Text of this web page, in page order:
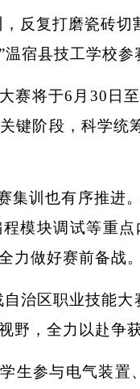
反复打磨瓷砖
宿县技工学校参
赛将于6月30日
键阶段，科学
集训也有序推进
模块调试等重
力做好赛前备战。
治区职业技能
野，全力以赴争
生参与电气装